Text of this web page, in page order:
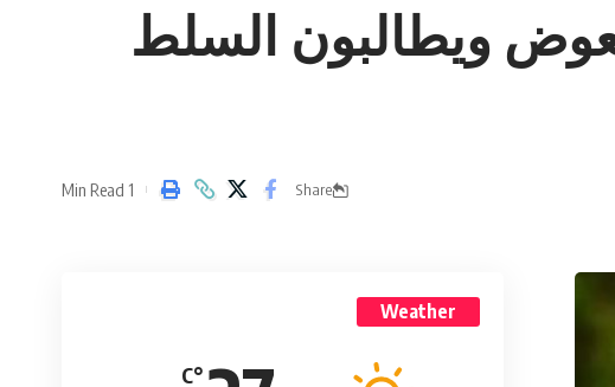
ويطالبون السلط
Share
1 Min Read
Weather
°C